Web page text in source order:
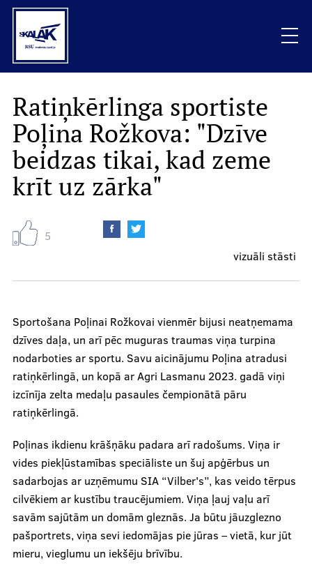
Skip
main
content
Mobile
galvenā
izvēlne
Raksti
Vizuāli stāsti
Sarunas
Podkāsti
Recenzijas
Notikumi
Par mums
Mūsu cilvēki
Ētikas kodekss
Mediju studija
Ratiņkērlinga sportiste
Poļina Rožkova: "Dzīve
beidzas tikai, kad zeme
krīt uz zārka"
5
vizuāli stāsti
Sportošana Poļinai Rožkovai vienmēr bijusi neatņemama
dzīves daļa, un arī pēc muguras traumas viņa turpina
nodarboties ar sportu. Savu aicinājumu Poļina atradusi
ratiņkērlingā, un kopā ar Agri Lasmanu 2023. gadā viņi
izcīnīja zelta medaļu pasaules čempionātā pāru
ratiņkērlingā.
Poļinas ikdienu krāšņāku padara arī radošums. Viņa ir
vides piekļūstamības speciāliste un šuj apģērbus un
sadarbojas ar uzņēmumu SIA “Vilber's”, kas veido tērpus
cilvēkiem ar kustību traucējumiem. Viņa ļauj vaļu arī
savām sajūtām un domām gleznās. Ja būtu jāuzglezno
pašportrets, viņa sevi iedomājas pie jūras – vietā, kur jūt
mieru, vieglumu un iekšēju brīvību.